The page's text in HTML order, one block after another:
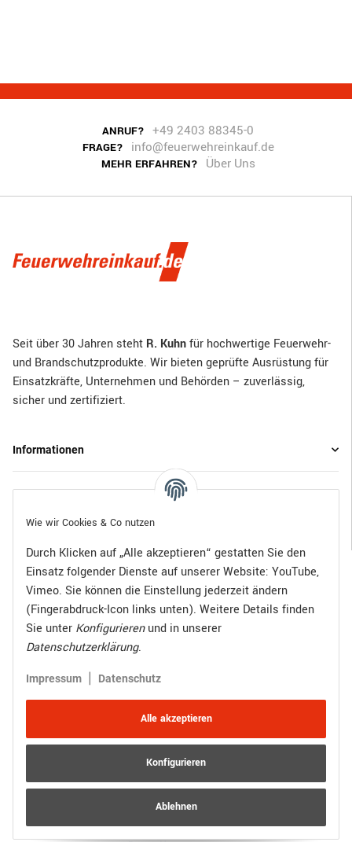
Alle akzeptieren
Konfigurieren
Ablehnen
Wie wir Cookies & Co nutzen
Durch Klicken auf „Alle akzeptieren“ gestatten Sie den
Einsatz folgender Dienste auf unserer Website: YouTube,
Vimeo. Sie können die Einstellung jederzeit ändern
(Fingerabdruck-Icon links unten). Weitere Details finden
Sie unter Konfigurierenund in unserer
Datenschutzerklärung.
Impressum Datenschutz
ANRUF? +49 2403 88345-0
FRAGE? info@feuerwehreinkauf.de
MEHR ERFAHREN? Über Uns
Seit über 30 Jahren steht R. Kuhnfür hochwertige Feuerwehr-
und Brandschutzprodukte. Wir bieten geprüfte Ausrüstung für
Einsatzkräfte, Unternehmen und Behörden – zuverlässig,
sicher und zertifiziert.
Informationen
Gesetzliche Informationen
Bezahlen Sie bequem per:
Zugestellt durch:
Vertrag widerrufen
* Alle Preise inkl. gesetzlicher USt., zzgl.Versand
© R.Kuhn GmbH Besucherzähler: 4015514